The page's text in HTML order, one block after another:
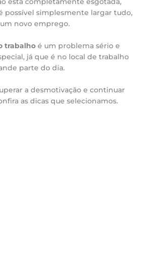
possível simplesmente largar tudo,
novo emprego.
trabalho é um problema sério e
já que é no local de trabalho
parte do dia.
a desmotivação e continuar
as dicas que selecionamos.